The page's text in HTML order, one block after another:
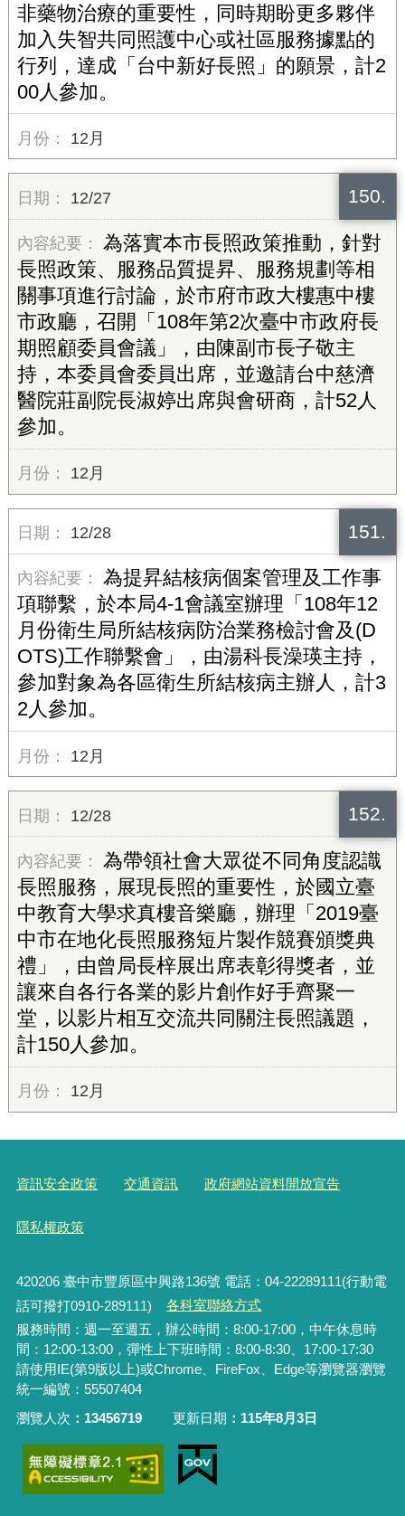
非藥物治療的重要性，同時期盼更多夥伴
加入失智共同照護中心或社區服務據點的
行列，達成「台中新好長照」的願景，計2
00人參加。
12月
150.
12/27
為落實本市長照政策推動，針對
長照政策、服務品質提昇、服務規劃等相
關事項進行討論，於市府市政大樓惠中樓
市政廳，召開「108年第2次臺中市政府長
期照顧委員會議」，由陳副市長子敬主
持，本委員會委員出席，並邀請台中慈濟
醫院莊副院長淑婷出席與會研商，計52人
參加。
12月
151.
12/28
為提昇結核病個案管理及工作事
項聯繫，於本局4-1會議室辦理「108年12
月份衛生局所結核病防治業務檢討會及(D
OTS)工作聯繫會」，由湯科長澡瑛主持，
參加對象為各區衛生所結核病主辦人，計3
2人參加。
12月
152.
12/28
為帶領社會大眾從不同角度認識
長照服務，展現長照的重要性，於國立臺
中教育大學求真樓音樂廳，辦理「2019臺
中市在地化長照服務短片製作競賽頒獎典
禮」，由曾局長梓展出席表彰得獎者，並
讓來自各行各業的影片創作好手齊聚一
堂，以影片相互交流共同關注長照議題，
計150人參加。
12月
資訊安全政策 交通資訊 政府網站資料開放宣告
隱私權政策
420206臺中市豐原區中興路136號 電話：04-22289111(行動電
話可撥打0910-289111)
各科室聯絡方式
服務時間：週一至週五，辦公時間：8:00-17:00，中午休息時
間：12:00-13:00，彈性上下班時間：8:00-8:30、17:00-17:30
請使用IE(第9版以上)或Chrome、FireFox、Edge等瀏覽器瀏覽
統一編號：55507404
瀏覽人次
13456719 更新日期 115年8月3日